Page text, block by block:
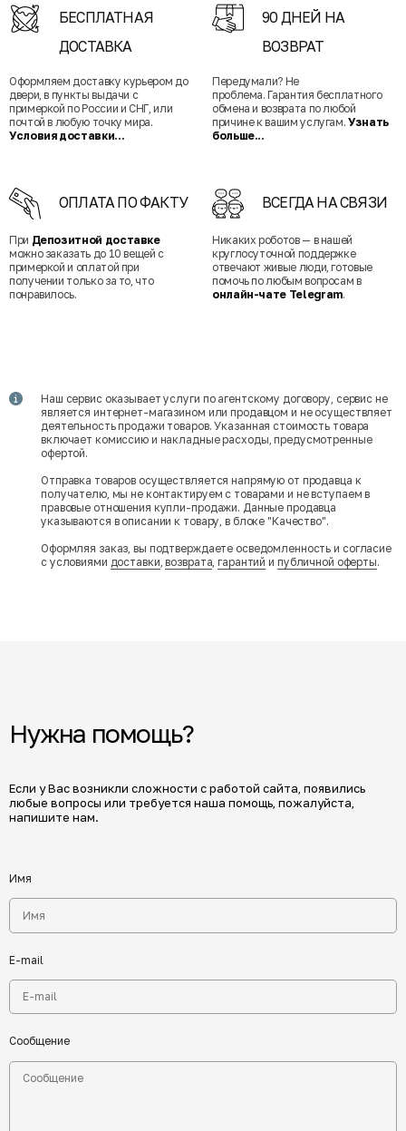
БЕСПЛАТНАЯ
ДОСТАВКА
Оформляем доставку курьером до
двери, в пункты выдачи с
примеркой по России и СНГ, или
почтой в любую точку мира.
Условия доставки...
90 ДНЕЙ НА
ВОЗВРАТ
Передумали? Не
проблема. Гарантия бесплатного
обмена и возврата по любой
причине к вашим услугам. Узнать
больше...
ОПЛАТА ПО ФАКТУ
При Депозитной доставке
можно заказать до 10 вещей с
примеркой и оплатой при
получении только за то, что
понравилось.
ВСЕГДА НА СВЯЗИ
Никаких роботов — в нашей
круглосуточной поддержке
отвечают живые люди, готовые
помочь по любым вопросам в
онлайн-чате Telegram.
Наш сервис оказывает услуги по агентскому договору, сервис не
является интернет-магазином или продавцом и не осуществляет
деятельность продажи товаров. Указанная стоимость товара
включает комиссию и накладные расходы, предусмотренные
офертой.
Отправка товаров осуществляется напрямую от продавца к
получателю, мы не контактируем с товарами и не вступаем в
правовые отношения купли-продажи. Данные продавца
указываются в описании к товару, в блоке "Качество".
Оформляя заказ, вы подтверждаете осведомленность и согласие
с условиями доставки,возврата,гарантий и публичной оферты.
Нужна помощь?
Если у Вас возникли сложности с работой сайта, появились
любые вопросы или требуется наша помощь, пожалуйста,
напишите нам.
Имя
E-mail
Сообщение